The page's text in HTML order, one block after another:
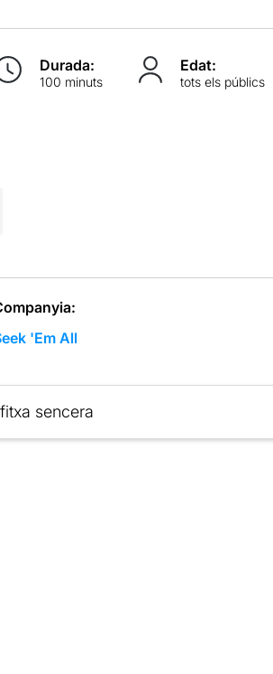
Durada:
100 minuts
Edat:
tots els públics
'Em All
sencera